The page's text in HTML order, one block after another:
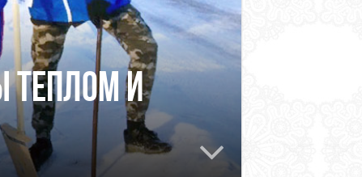
теплом и